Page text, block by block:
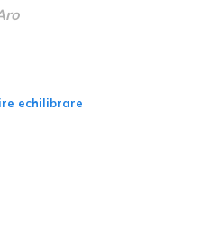
echilibrare